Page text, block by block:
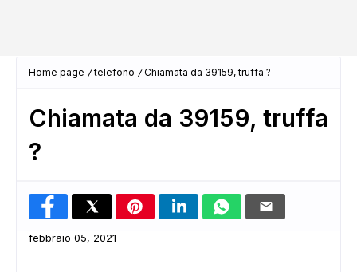
Home page telefono Chiamata da 39159, truffa ?
Chiamata da 39159, truffa
?
febbraio 05, 2021